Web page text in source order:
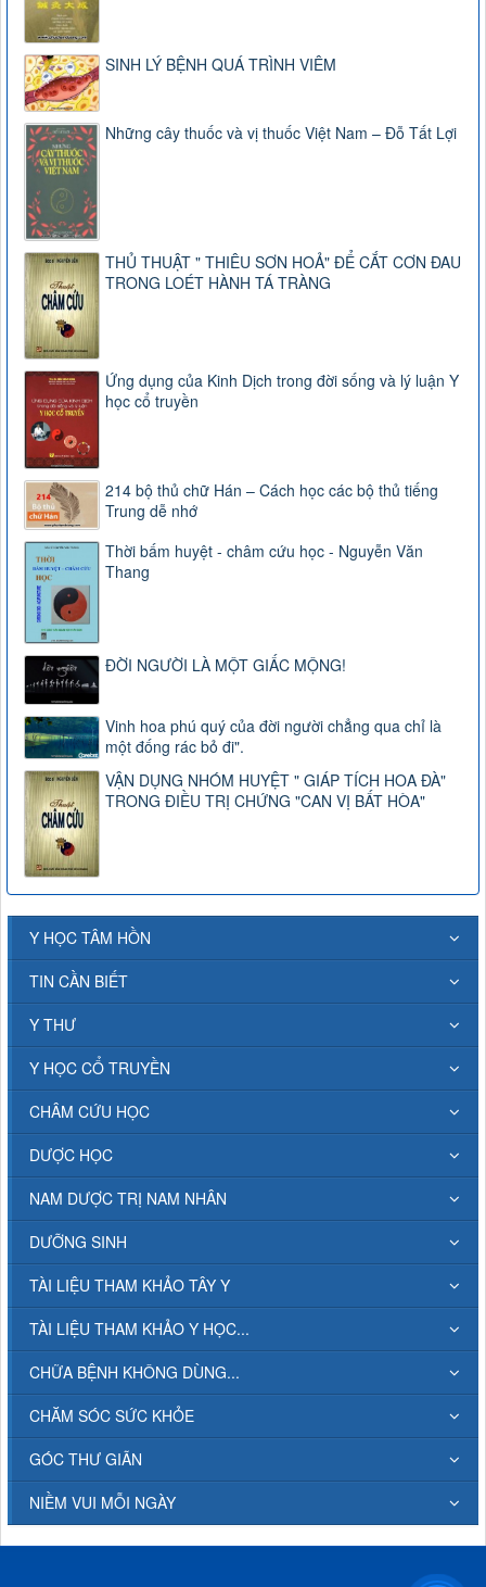
SINH LÝ BỆNH QUÁ TRÌNH VIÊM
Những cây thuốc và vị thuốc Việt Nam – Đỗ Tất Lợi
THỦ THUẬT " THIÊU SƠN HOẢ" ĐỂ CẮT CƠN ĐAU
TRONG LOÉT HÀNH TÁ TRÀNG
Ứng dụng của Kinh Dịch trong đời sống và lý luận Y
học cổ truyền
214 bộ thủ chữ Hán – Cách học các bộ thủ tiếng
Trung dễ nhớ
Thời bấm huyệt - châm cứu học - Nguyễn Văn
Thang
ĐỜI NGƯỜI LÀ MỘT GIẤC MỘNG!
Vinh hoa phú quý của đời người chẳng qua chỉ là
một đống rác bỏ đi".
VẬN DỤNG NHÓM HUYỆT " GIÁP TÍCH HOA ĐÀ"
TRONG ĐIỀU TRỊ CHỨNG "CAN VỊ BẤT HÒA"
Y HỌC TÂM HỒN
TIN CẦN BIẾT
Y THƯ
Y HỌC CỔ TRUYỀN
CHÂM CỨU HỌC
DƯỢC HỌC
NAM DƯỢC TRỊ NAM NHÂN
DƯỠNG SINH
TÀI LIỆU THAM KHẢO TÂY Y
TÀI LIỆU THAM KHẢO Y HỌC...
CHỮA BỆNH KHÔNG DÙNG...
CHĂM SÓC SỨC KHỎE
GÓC THƯ GIÃN
NIỀM VUI MỖI NGÀY